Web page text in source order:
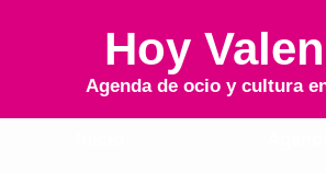
Hoy
Agenda de ocio y cultura